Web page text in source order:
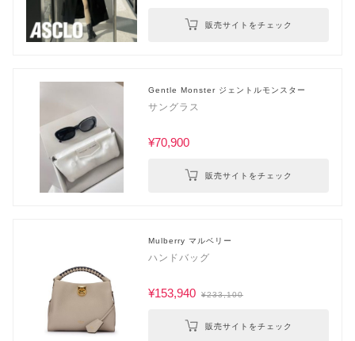
販売サイトをチェック
Gentle Monster ジェントルモンスター
サングラス
¥70,900
販売サイトをチェック
Mulberry マルベリー
ハンドバッグ
¥153,940 ¥233,100
販売サイトをチェック